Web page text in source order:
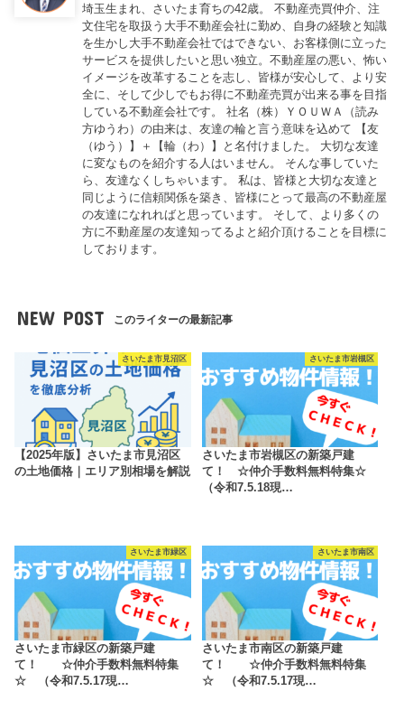
埼玉生まれ、さいたま育ちの42歳。 不動産売買仲介、注
文住宅を取扱う大手不動産会社に勤め、自身の経験と知識
を生かし大手不動産会社ではできない、お客様側に立った
サービスを提供したいと思い独立。不動産屋の悪い、怖い
イメージを改革することを志し、皆様が安心して、より安
全に、そして少しでもお得に不動産売買が出来る事を目指
している不動産会社です。 社名（株）ＹＯＵＷＡ（読み
方ゆうわ）の由来は、友達の輪と言う意味を込めて 【友
（ゆう）】＋【輪（わ）】と名付けました。 大切な友達
に変なものを紹介する人はいません。 そんな事していた
ら、友達なくしちゃいます。 私は、皆様と大切な友達と
同じように信頼関係を築き、皆様にとって最高の不動産屋
の友達になれればと思っています。 そして、より多くの
方に不動産屋の友達知ってるよと紹介頂けることを目標に
しております。
NEW POST このライターの最新記事
さいたま市見沼区
【2025年版】さいたま市見沼区
の土地価格｜エリア別相場を解説
さいたま市岩槻区
さいたま市岩槻区の新築戸建
て！ ☆仲介手数料無料特集☆
（令和7.5.18現…
さいたま市緑区
さいたま市緑区の新築戸建
て！ ☆仲介手数料無料特集
☆ （令和7.5.17現…
さいたま市南区
さいたま市南区の新築戸建
て！ ☆仲介手数料無料特集
☆ （令和7.5.17現…